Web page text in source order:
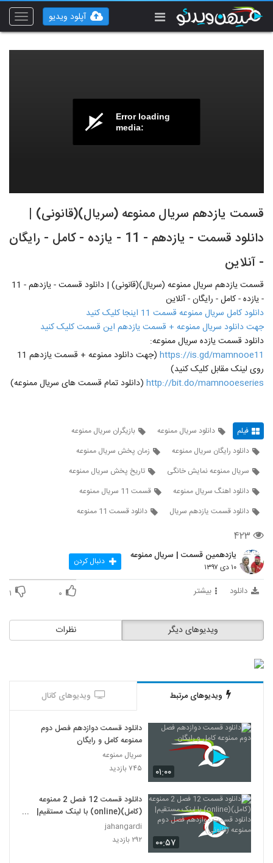
Toggle
آپلود ویدیو
Error loading
media:
قسمت یازدهم سریال ممنوعه (سریال)(قانونی) |
دانلود قسمت - یازدهم - 11 - یازده - کامل - رایگان
- آنلاین
قسمت یازدهم سریال ممنوعه (سریال)(قانونی) | دانلود قسمت - یازدهم - 11
- یازده - کامل - رایگان - آنلاین
دانلود کامل سریال ممنوعه قسمت 11 اینجا کلیک کنید
جهت دانلود سریال ممنوعه + قسمت یازدهم این قسمت کلیک کنید
دانلود قسمت یازده سریال ممنوعه:
https://is.gd/mamnooe11
(جهت دانلود ممنوعه + قسمت یازدهم 11
روی لینک مقابل کلیک کنید)
http://bit.do/mamnooeseries (دانلود تمام قسمت های سریال ممنوعه)
فیلم دانلود سریال ممنوعه
بازیگران سریال ممنوعه
دانلود رایگان سریال ممنوعه
زمان پخش سریال ممنوعه
سریال ممنوعه نمایش خانگی
تاریخ پخش سریال ممنوعه
دانلود اهنگ سریال ممنوعه
قسمت 11 سریال ممنوعه
دانلود قسمت یازدهم سریال
دانلود قسمت 11 ممنوعه
۴۲۳
یازدهمین قسمت | سریال ممنوعه
۱۰ دی ۱۳۹۷ دنبال کردن
دانلود بیشتر ۰ ۱
نظرات ویدیوهای دیگر
ویدیوهای مرتبط ویدیوهای کانال
۰۱:۰۰
دانلود قسمت دوازدهم فصل دوم
ممنوعه کامل و رایگان
سریال ممنوعه
۷۴۵ بازدید
۰۰:۵۷
دانلود قسمت 12 فصل 2 ممنوعه
(کامل)(online) با لینک مستقیم|
دانلود قسمت دوازدهم فصل دوم
ممنوعه (قانونی)
jahangardi
۲۹۲ بازدید